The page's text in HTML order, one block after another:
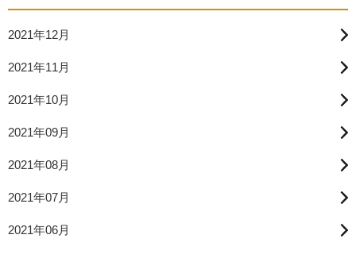
2021年12月
2021年11月
2021年10月
2021年09月
2021年08月
2021年07月
2021年06月